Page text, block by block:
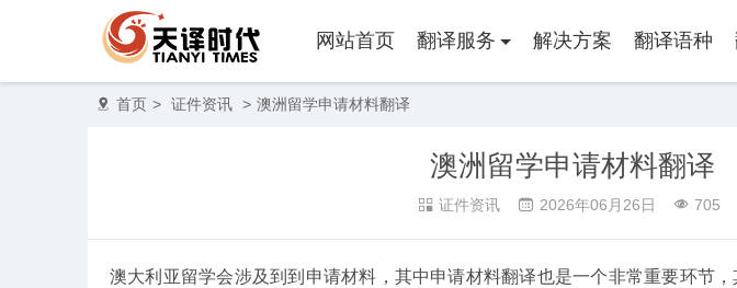
网站首页 翻译服务 解决方案 翻译语种
首页 > 证件资讯 > 澳洲留学申请材料翻译
澳洲留学申请材料翻译
证件资讯 2026年06月26日 705
澳大利亚留学会涉及到到申请材料，其中申请材料翻译也是一个非常重要环节